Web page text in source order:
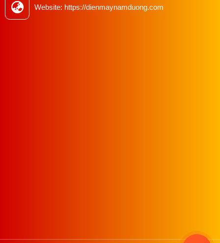
Website: https://dienmaynamduong.com